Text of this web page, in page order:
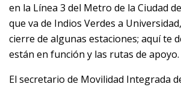
en la Línea 3 del Metro de la Ciudad
que va de Indios Verdes a
cierre de algunas estaciones; aquí te
están en función y las rutas de apoyo.
El secretario de Movilidad Integrada